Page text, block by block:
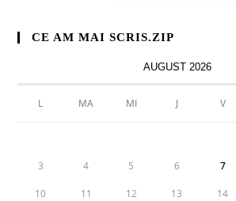
CE AM MAI SCRIS.ZIP
AUGUST 2026
L MA MI J V
3 4 5 6 7
10 11 12 13 14